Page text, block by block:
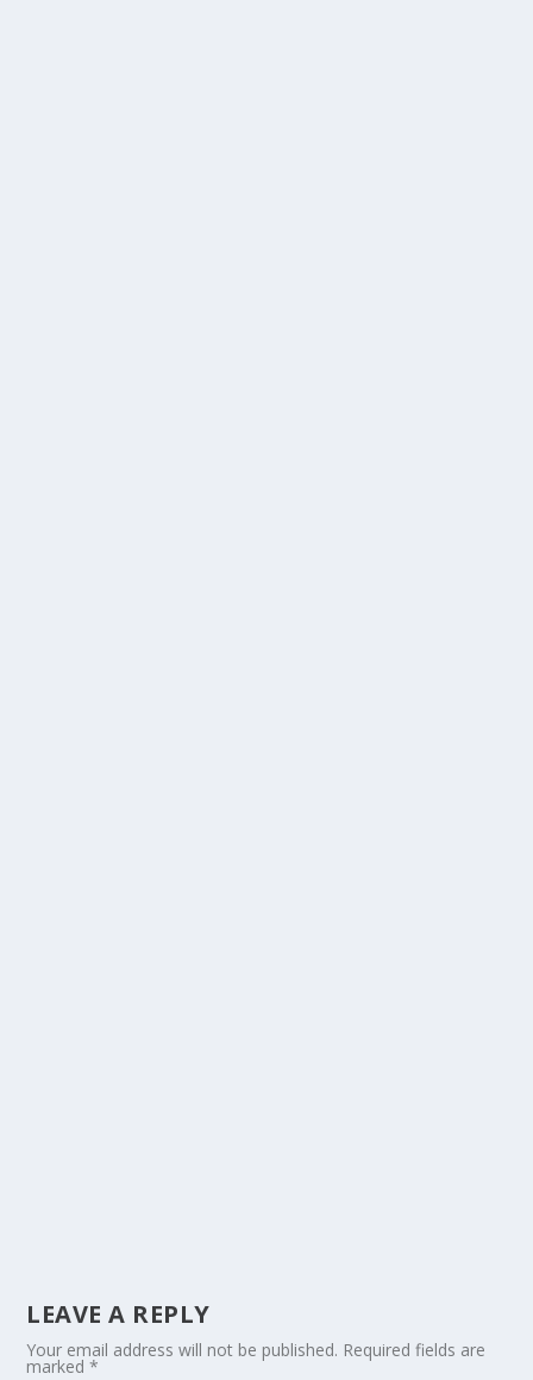
LEAVE A REPLY
Your email address will not be published. Required fields are
marked*